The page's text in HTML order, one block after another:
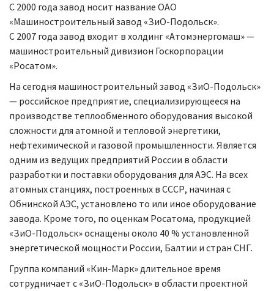
С 2000 года завод носит название ОАО
«Машиностроительный завод «ЗиО-Подольск».
С 2007 года завод входит в холдинг «Атомэнергомаш» —
машиностроительный дивизион Госкорпорации
«Росатом».
На сегодня машиностроительный завод «ЗиО-Подольск»
— российское предприятие, специализирующееся на
производстве теплообменного оборудования высокой
сложности для атомной и тепловой энергетики,
нефтехимической и газовой промышленности. Является
одним из ведущих предприятий России в области
разработки и поставки оборудования для АЭС. На всех
атомных станциях, построенных в СССР, начиная с
Обнинской АЭС, установлено то или иное оборудование
завода. Кроме того, по оценкам Росатома, продукцией
«ЗиО-Подольск» оснащены около 40 % установленной
энергетической мощности России, Балтии и стран СНГ.
Группа компаний «Кин-Марк» длительное время
сотрудничает с «ЗиО-Подольск» в области проектной